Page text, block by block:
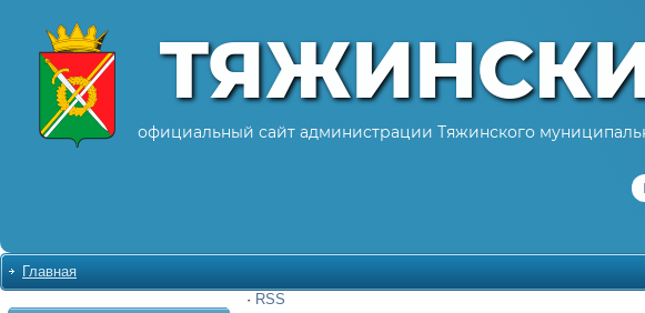
официальный сайт администрации Тяжинского
Главная
· RSS